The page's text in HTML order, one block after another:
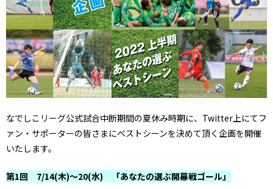
なでしこリーグ公式試合中断期間の夏休み時期に、Twitter上にてフ
ァン・サポーターの皆さまにベストシーンを決めて頂く企画を開催
いたします。
第1回 7/14(木)～20(水) 「あなたの選ぶ開幕戦ゴール」